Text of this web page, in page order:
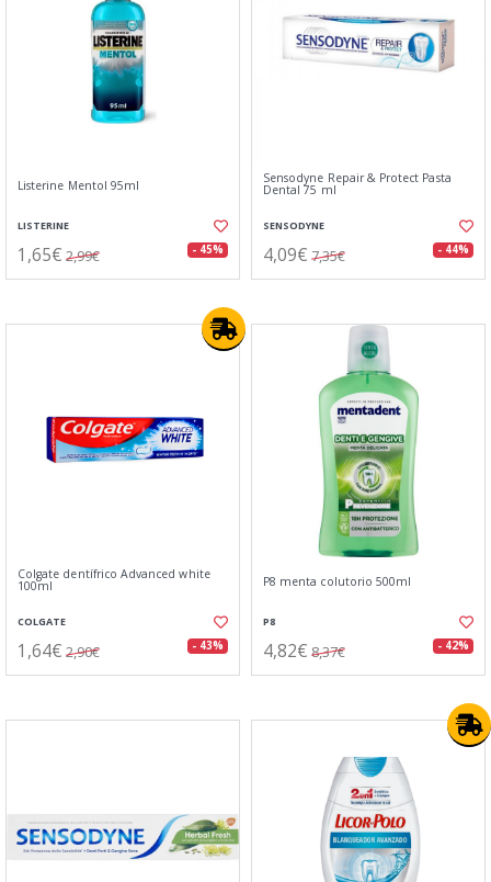
Listerine Mentol 95ml
LISTERINE
1,65€ 2,99€ - 45%
Sensodyne Repair & Protect Pasta
Dental 75 ml
SENSODYNE
4,09€ 7,35€ - 44%
Colgate dentífrico Advanced white
100ml
COLGATE
1,64€ 2,90€ - 43%
P8 menta colutorio 500ml
P8
4,82€ 8,37€ - 42%